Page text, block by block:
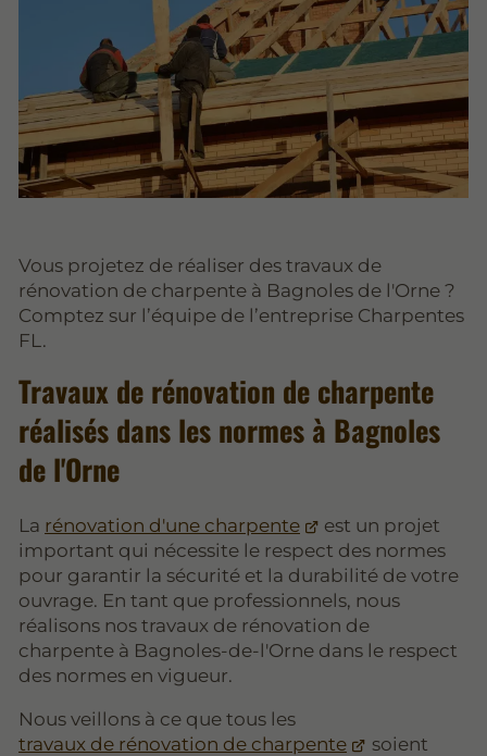
Vous projetez de réaliser des travaux de
rénovation de charpente à Bagnoles de l'Orne ?
Comptez sur l’équipe de l’entreprise Charpentes
FL.
Travaux de rénovation de charpente
réalisés dans les normes à Bagnoles
de l'Orne
La rénovation d'une charpente
est un projet
important qui nécessite le respect des normes
pour garantir la sécurité et la durabilité de votre
ouvrage. En tant que professionnels, nous
réalisons nos travaux de rénovation de
charpente à Bagnoles-de-l'Orne dans le respect
des normes en vigueur.
Nous veillons à ce que tous les
travaux de rénovation de charpente
soient